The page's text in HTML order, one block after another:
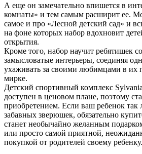
А еще он замечательно впишется в
комнаты» и тем самым расширит ее.
самое и про «Лесной детский сад» и
на фоне которых набор вдохновит
открытия.
Кроме того, набор научит ребятишек
замысловатые интерьеры, соединяя
ухаживать за своими любимцами в их
мирке.
Детский спортивный комплекс
доступен в ценовом плане, поэтому
приобретением. Если ваш ребенок
забавных зверюшек, обязательно
станет необычайно желанным
или просто самой приятной,
покупкой от родителей своему ребенку.